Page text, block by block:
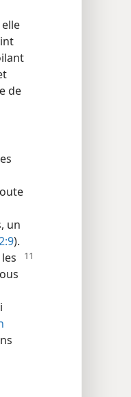
de
un
).